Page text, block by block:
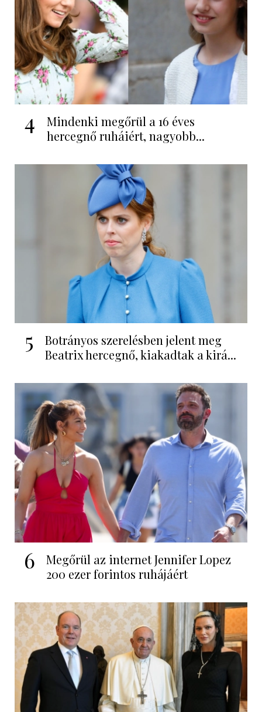
4
Mindenki megőrül a 16 éves
hercegnő ruháiért, nagyobb...
5
Botrányos szerelésben jelent meg
Beatrix hercegnő, kiakadtak a kirá...
6
Megőrül az internet Jennifer Lopez
200 ezer forintos ruhájáért